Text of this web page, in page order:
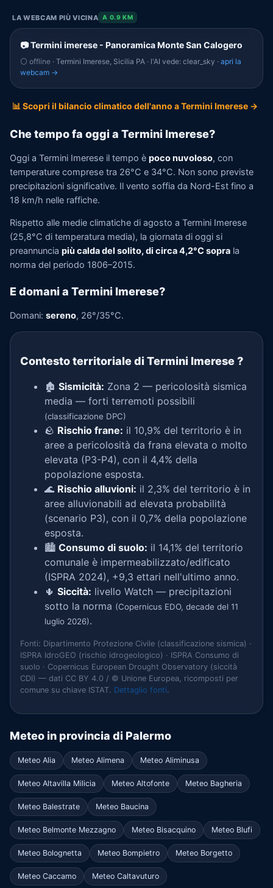
LA WEBCAM PIÙ VICINA A 0.9 KM
📷 Termini imerese - Panoramica Monte San Calogero
⚪ offline · Termini Imerese, Sicilia PA · l'AI vede: clear_sky · apri la
webcam →
📊 Scopri il bilancio climatico dell'anno a Termini Imerese →
Che tempo fa oggi a Termini Imerese?
Oggi a Termini Imerese il tempo è poco nuvoloso, con
temperature comprese tra 26°C e 34°C. Non sono previste
precipitazioni significative. Il vento soffia da Nord-Est fino a
18 km/h nelle raffiche.
Rispetto alle medie climatiche di agosto a Termini Imerese
(25,8°C di temperatura media), la giornata di oggi si
preannuncia più calda del solito, di circa 4,2°C sopra la
norma del periodo 1806–2015.
E domani a Termini Imerese?
Domani: sereno, 26°/35°C.
Contesto territoriale di Termini Imerese?
🏚️ Sismicità: Zona 2 — pericolosità sismica
media — forti terremoti possibili
(classificazione DPC)
🪨 Rischio frane: il 10,9% del territorio è in
aree a pericolosità da frana elevata o molto
elevata (P3-P4), con il 4,4% della
popolazione esposta.
🌊 Rischio alluvioni: il 2,3% del territorio è in
aree alluvionabili ad elevata probabilità
(scenario P3), con il 0,7% della popolazione
esposta.
🏙️ Consumo di suolo: il 14,1% del territorio
comunale è impermeabilizzato/edificato
(ISPRA 2024), +9,3 ettari nell'ultimo anno.
🌵 Siccità: livello Watch — precipitazioni
sotto la norma (Copernicus EDO, decade del 11
luglio 2026).
Fonti: Dipartimento Protezione Civile (classificazione sismica) ·
ISPRA IdroGEO (rischio idrogeologico) · ISPRA Consumo di
suolo · Copernicus European Drought Observatory (siccità
CDI) — dati CC BY 4.0 / © Unione Europea, ricomposti per
comune su chiave ISTAT. Dettaglio fonti.
Meteo in provincia di Palermo
Meteo Alia Meteo Alimena Meteo Aliminusa
Meteo Altavilla Milicia Meteo Altofonte Meteo Bagheria
Meteo Balestrate Meteo Baucina
Meteo Belmonte Mezzagno Meteo Bisacquino Meteo Blufi
Meteo Bolognetta Meteo Bompietro Meteo Borgetto
Meteo Caccamo Meteo Caltavuturo